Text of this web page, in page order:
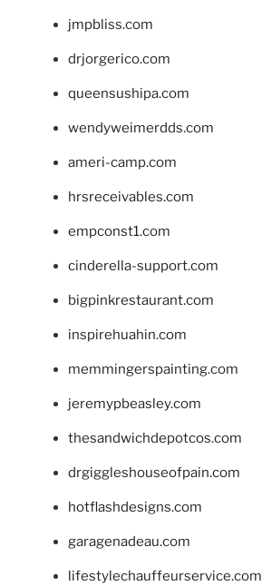
jmpbliss.com
drjorgerico.com
queensushipa.com
wendyweimerdds.com
ameri-camp.com
hrsreceivables.com
empconst1.com
cinderella-support.com
bigpinkrestaurant.com
inspirehuahin.com
memmingerspainting.com
jeremypbeasley.com
thesandwichdepotcos.com
drgiggleshouseofpain.com
hotflashdesigns.com
garagenadeau.com
lifestylechauffeurservice.com